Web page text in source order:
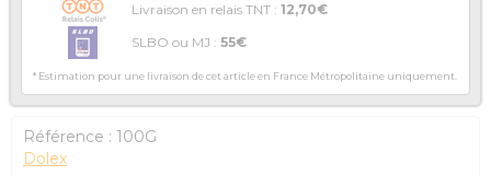
Livraison en relais TNT : 12,70€
SLBO ou MJ : 55€
* Estimation pour une livraison de cet article en France Métropolitaine uniquement.
Référence : 100G
Dolex